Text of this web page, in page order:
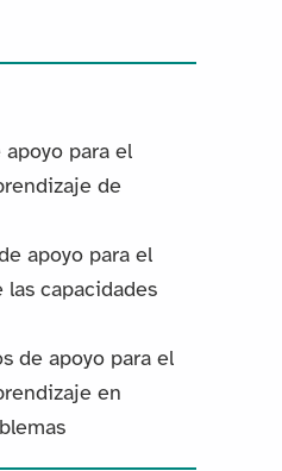
para el
de
apoyo para el
capacidades
de apoyo para el
en